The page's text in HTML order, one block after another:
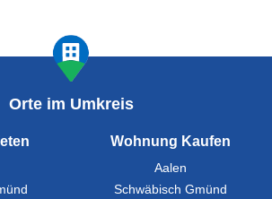
Orte im Umkreis
Wohnung Kaufen
Aalen
Schwäbisch Gmünd